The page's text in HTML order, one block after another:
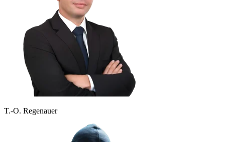
T.-O. Regenauer